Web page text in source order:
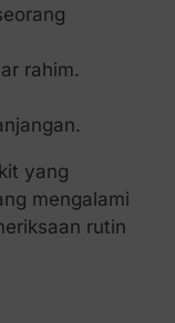
rahim.
yang
mengalami
rutin